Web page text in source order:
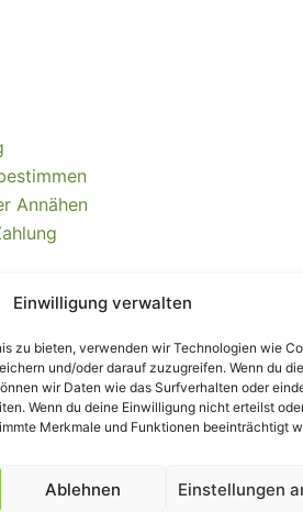
Einwilligung verwalten
zu bieten, verwenden wir Technologien wie
und/oder darauf zuzugreifen. Wenn du
wir Daten wie das Surfverhalten oder
Wenn du deine Einwilligung nicht erteilst
Merkmale und Funktionen beeinträchtigt
Ablehnen Einstellungen
Annähen